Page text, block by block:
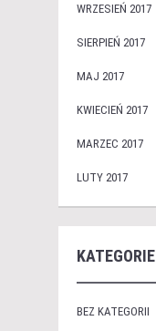
WRZESIEŃ 2017
SIERPIEŃ 2017
MAJ 2017
KWIECIEŃ 2017
MARZEC 2017
LUTY 2017
KATEGORIE
BEZ KATEGORII